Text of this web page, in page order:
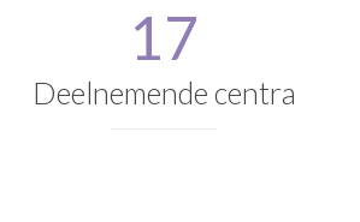
17
Deelnemende centra